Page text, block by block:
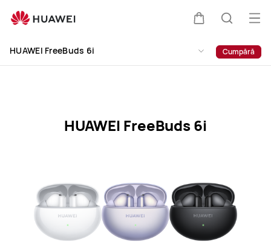
FreeBuds
Specification
HUAWEI FreeBuds 6i Cumpără
HUAWEI FreeBuds 6i